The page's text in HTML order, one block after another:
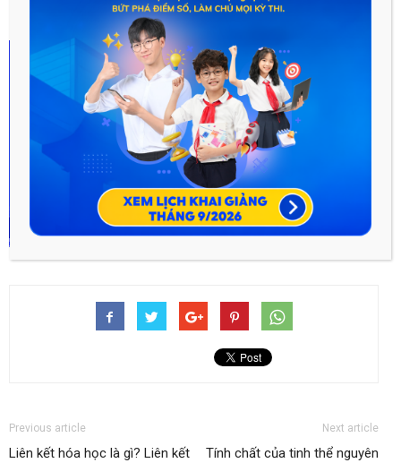
Previous article
Liên kết hóa học là gì? Liên kết
Next article
Tính chất của tinh thể nguyên